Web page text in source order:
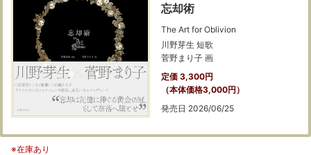
忘却術
The Art for Oblivion
川野芽生 短歌
菅野まり子 画
定価 3,300円
（本体価格3,000円）
発売日 2026/06/25
※在庫あり